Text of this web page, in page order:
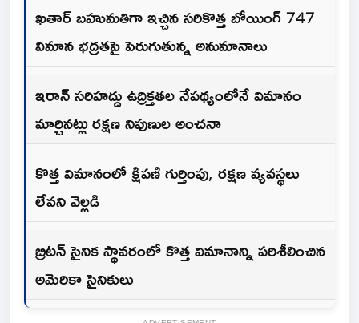
ఖతార్ బహుమతిగా ఇచ్చిన సరికొత్త బోయింగ్ 747
విమాన భద్రతపై పెరుగుతున్న అనుమానాలు
ఇరాన్ సరిహద్దు ఉద్రిక్తతల నేపథ్యంలోనే విమానం
మార్చినట్లు రక్షణ నిపుణుల అంచనా
కొత్త విమానంలో క్షిపణి గుర్తింపు, రక్షణ వ్యవస్థలు
లేవని వెల్లడి
బ్రిటన్ సైనిక స్థావరంలో కొత్త విమానాన్ని పరిశీలించిన
అమెరికా సైనికులు